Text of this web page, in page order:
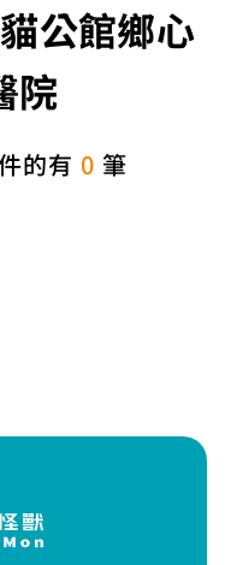
公館鄉心
院
的有 0 筆